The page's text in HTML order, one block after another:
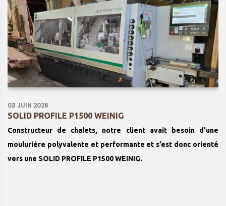
03 JUIN 2026
SOLID PROFILE P1500 WEINIG
Constructeur de chalets, notre client avait besoin d’une
moulurière polyvalente et performante et s’est donc orienté
vers une SOLID PROFILE P1500 WEINIG.